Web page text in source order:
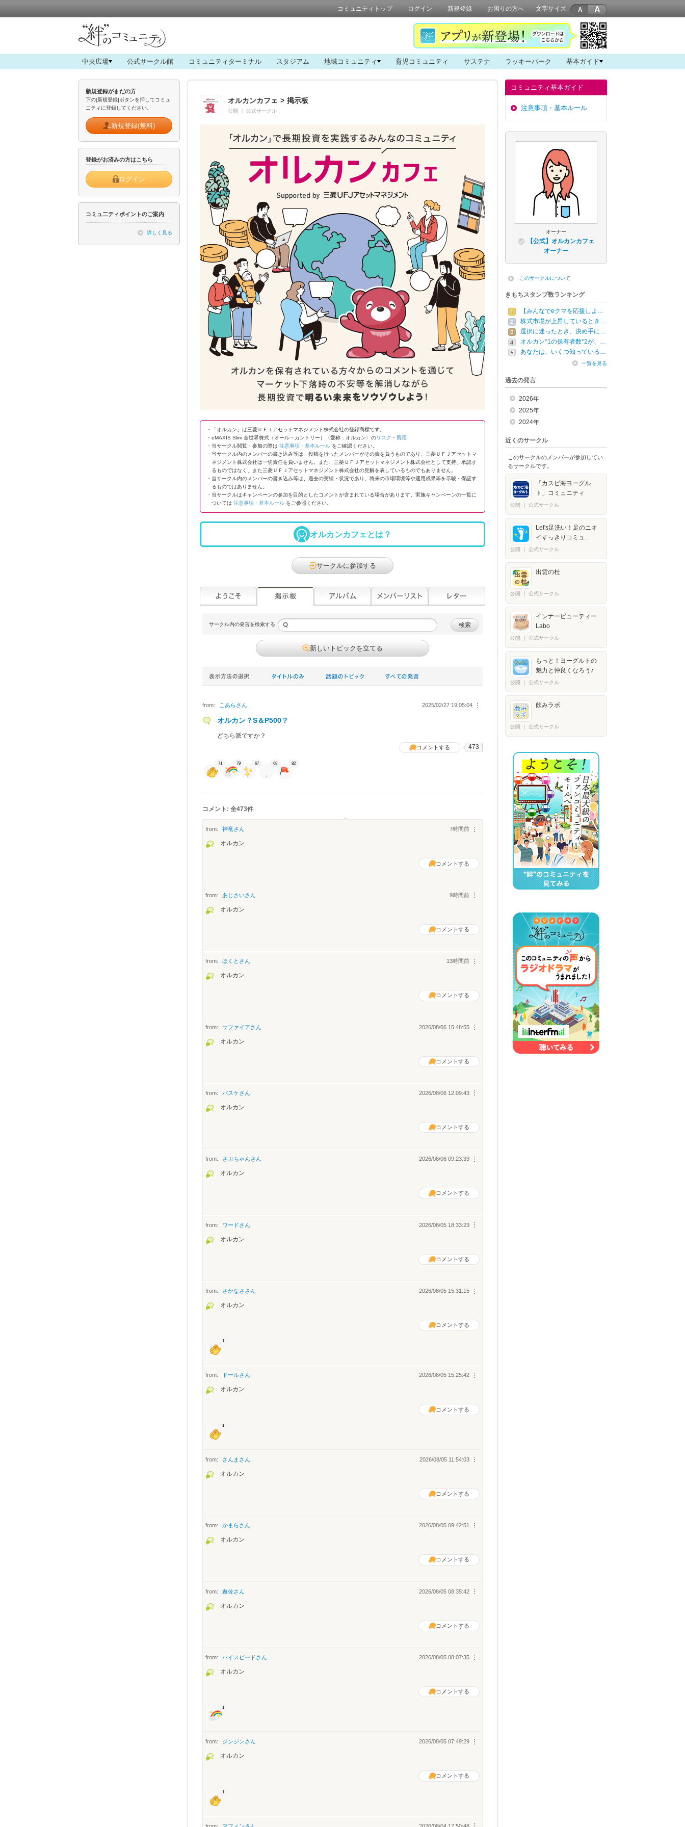
コミュニティトップ ログイン 新規登録 お困りの方へ 文字サイズ A
中央広場 公式サークル館 コミュニティターミナル スタジアム 地域コミュニティ 育児コミュニティ サステナ ラッキーパーク 基本ガイド
新規登録がまだの方
下の[新規登録]ボタンを押してコミュ
ニティに登録してください。
新規登録(無料)
登録がお済みの方はこちら
ログイン
コミュ二ティポイントのご案内
詳しく見る
オルカンカフェ > 掲示板
公開 公式サークル
・「オルカン」は三菱ＵＦＪアセットマネジメント株式会社の登録商標です。
・eMAXIS Slim 全世界株式（オール・カントリー）〈愛称：オルカン〉のリスク ・ 費用
・当サークル閲覧・参加の際は 注意事項・基本ルール をご確認ください。
・当サークル内のメンバーの書き込み等は、投稿を行ったメンバーがその責を負うものであり、三菱ＵＦＪアセットマ
ネジメント株式会社は一切責任を負いません。また、三菱ＵＦＪアセットマネジメント株式会社として支持、承認す
るものではなく、また三菱ＵＦＪアセットマネジメント株式会社の見解を表しているものでもありません。
・当サークル内のメンバーの書き込み等は、過去の実績・状況であり、将来の市場環境等や運用成果等を示唆・保証す
るものではありません。
・当サークルはキャンペーンの参加を目的としたコメントが含まれている場合があります。実施キャンペーンの一覧に
ついては 注意事項・基本ルール をご参照ください。
オルカンカフェとは？
サークルに参加する
サークル内の発言を検索する 検索
新しいトピックを立てる
from: こあらさん ︙
2025/02/27 19:05:04
オルカン？S＆P500？
どちら派ですか？
コメントする 473
71 79 67 68 82
コメント: 全473件
from: 神竜さん ︙
7時間前
オルカン
コメントする
from: あじさいさん ︙
9時間前
オルカン
コメントする
from: ほくと さん ︙
13時間前
オルカン
コメントする
from: サファイアさん ︙
2026/08/06 15:48:55
オルカン
コメントする
from: バスケさん ︙
2026/08/06 12:09:43
オルカン
コメントする
from: さぶちゃんさん ︙
2026/08/06 09:23:33
オルカン
コメントする
from: ワードさん ︙
2026/08/05 18:33:23
オルカン
コメントする
from: さかなさ さん ︙
2026/08/05 15:31:15
オルカン
コメントする
1
from: ドールさん ︙
2026/08/05 15:25:42
オルカン
コメントする
1
from: さんま さん ︙
2026/08/05 11:54:03
オルカン
コメントする
from: かまらさん ︙
2026/08/05 09:42:51
オルカン
コメントする
from: 遊佐さん ︙
2026/08/05 08:35:42
オルカン
コメントする
from: ハイスピードさん ︙
2026/08/05 08:07:35
オルカン
コメントする
1
from: ジンジンさん ︙
2026/08/05 07:49:29
オルカン
コメントする
1
コミュニティ基本ガイド
注意事項・基本ルール
オーナー
【公式】オルカンカフェ
オーナー
このサークルについて
きもちスタンプ数ランキング
【みんなでeクマを応援しよ…
株式市場が上昇しているとき…
選択に迷ったとき、決め手に…
オルカン*1の保有者数*2が、…
あなたは、いくつ知っている…
一覧を見る
過去の発言
2026年
2025年
2024年
近くのサークル
このサークルのメンバーが参加してい
るサークルです。
「カスピ海ヨーグル
ト」コミュニティ
公開 公式サークル
Let's足洗い！足のニオ
イすっきりコミュ…
公開 公式サークル
出雲の杜
公開 公式サークル
インナービューティー
Labo
公開 公式サークル
もっと！ヨーグルトの
魅力と仲良くなろう♪
公開 公式サークル
飲みラボ
公開 公式サークル